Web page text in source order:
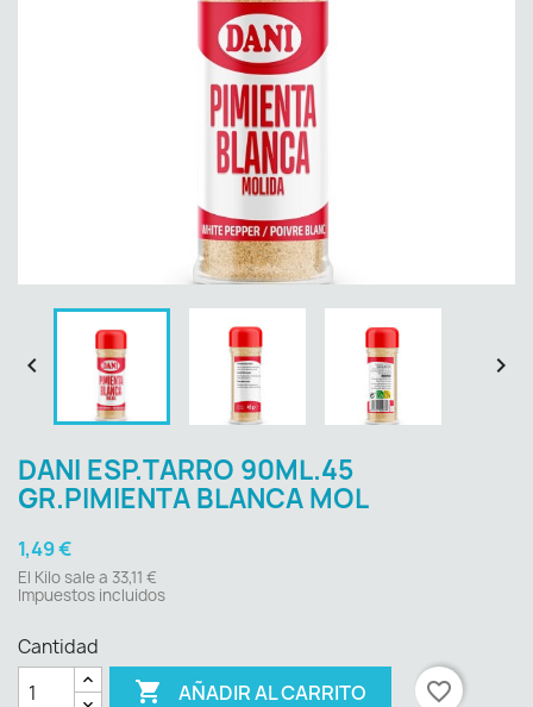
 
DANI ESP.TARRO 90ML.45
GR.PIMIENTA BLANCA MOL
1,49 €
El Kilo sale a 33,11 €
Impuestos incluidos
Cantidad
 AÑADIR AL CARRITO favorite_border